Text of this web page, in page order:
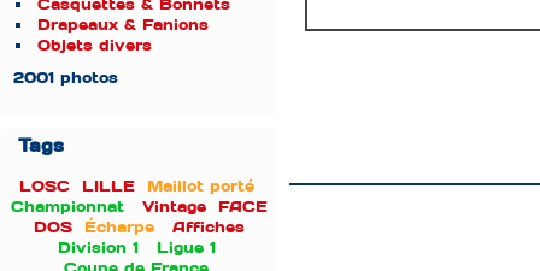
Casquettes & Bonnets
Drapeaux & Fanions
Objets divers
2001 photos
Tags
LOSC LILLE
Maillot porté
Championnat
Vintage FACE
DOS
Écharpe
Affiches
Division 1
Ligue 1